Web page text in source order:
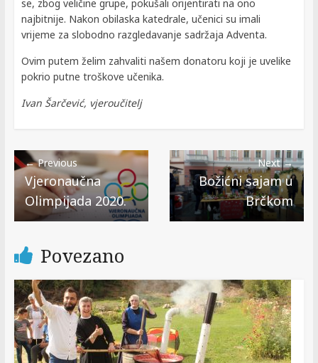
se, zbog veličine grupe, pokušali orijentirati na ono
najbitnije. Nakon obilaska katedrale, učenici su imali
vrijeme za slobodno razgledavanje sadržaja Adventa.
Ovim putem želim zahvaliti našem donatoru koji je uvelike
pokrio putne troškove učenika.
Ivan Šarčević, vjeroučitelj
← Previous
Vjeronaučna
Olimpijada 2020.
Next →
Božićni sajam u
Brčkom
Povezano